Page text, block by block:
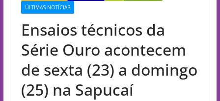
ÚLTIMAS NOTÍCIAS
Ensaios técnicos da
Série Ouro acontecem
de sexta (23) a domingo
(25) na Sapucaí